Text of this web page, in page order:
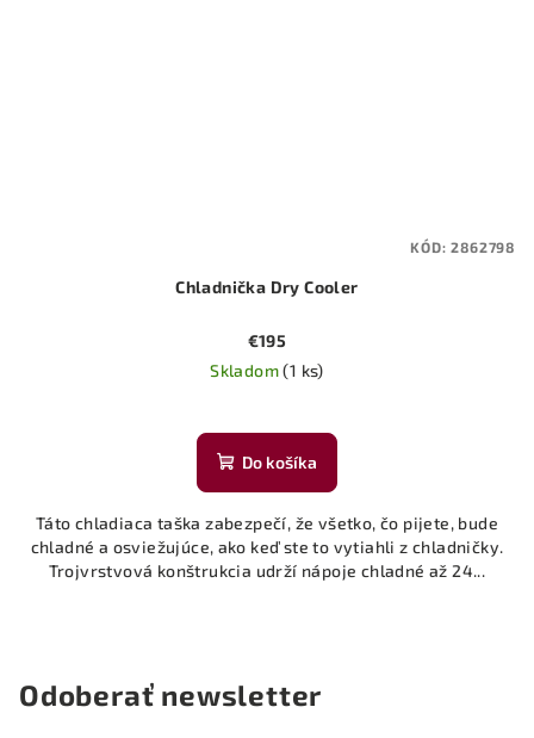
Chladnička Dry Cooler
€195
Skladom(1 ks)
Do košíka
Táto chladiaca taška zabezpečí, že všetko, čo pijete, bude
chladné a osviežujúce, ako keď ste to vytiahli z chladničky.
Trojvrstvová konštrukcia udrží nápoje chladné až 24...
KÓD:2862798
Odoberať newsletter